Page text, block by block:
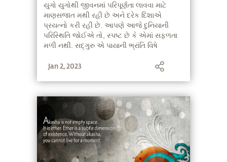
યુગો યુગોથી જીવનમાં પરિપૂર્ણતા લાવવા માટે
માણસજાત મથી રહી છે અને દરેક દિશાએ
પ્રયત્નો કરી રહી છે. આપણે આજે દુનિયાની
પરિસ્થિતિ જોઈએ તો, સ્પષ્ટ છે કે એમાં સફળતા
મળી નથી. સદ્‍ગુરુ એ પાયાની ભ્રાંતિ વિષે
છીએ તેનું અસ્તિત્વ આપણી અંદર છે.
Jan 2, 2023